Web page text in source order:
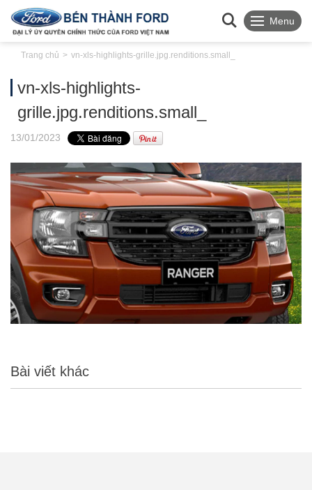
Menu
Trang chủ vn-xls-highlights-grille.jpg.renditions.small_
vn-xls-highlights-
grille.jpg.renditions.small_
13/01/2023
Bài viết khác